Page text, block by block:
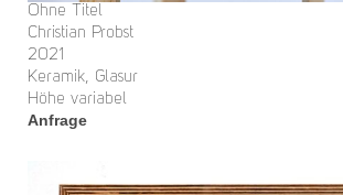
Ohne Titel
Christian Probst
2021
Keramik, Glasur
Höhe variabel
Anfrage